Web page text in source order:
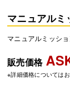
マニュアルミ
マニュアルミッシ
販売価格
※詳細価格については